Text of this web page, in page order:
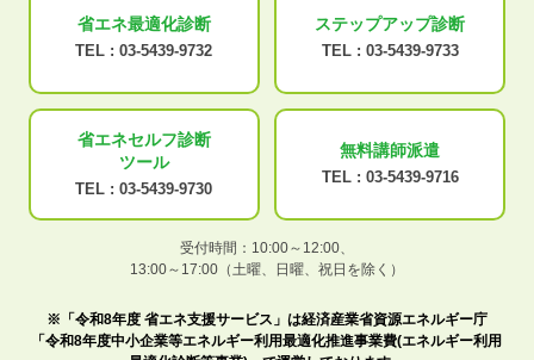
省エネ最適化診断
TEL : 03-5439-9732
ステップアップ診断
TEL : 03-5439-9733
省エネセルフ診断
ツール
TEL : 03-5439-9730
無料講師派遣
TEL : 03-5439-9716
受付時間：10:00～12:00、
13:00～17:00（土曜、日曜、祝日を除く）
※「令和8年度 省エネ支援サービス」は経済産業省資源エネルギー庁
「令和8年度中小企業等エネルギー利用最適化推進事業費(エネルギー利用